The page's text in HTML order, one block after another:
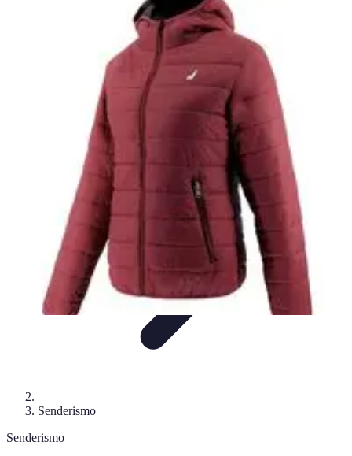
Cultura y ExperienciasDestinos de
Tecnología y Gadgets
Viajes y Aventuras
Senderismo
Senderismo